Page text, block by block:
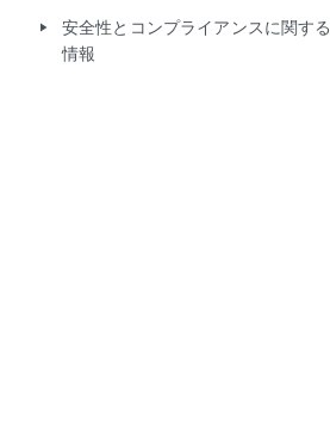
play_arrow
安全性とコンプライアンスに関する
情報